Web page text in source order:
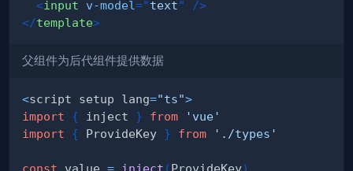
<input v-model="text"
/>
</template>
父组件为后代组件提供数据
<script setup lang="ts">
import
{ inject } from
'vue'
import
{ ProvideKey } from './types'